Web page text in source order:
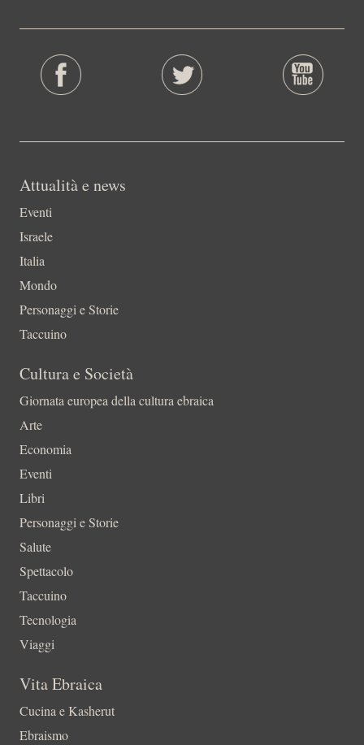
Attualità e news
Eventi
Israele
Italia
Mondo
Personaggi e Storie
Taccuino
Cultura e Società
Giornata europea della cultura ebraica
Arte
Economia
Eventi
Libri
Personaggi e Storie
Salute
Spettacolo
Taccuino
Tecnologia
Viaggi
Vita Ebraica
Cucina e Kasherut
Ebraismo